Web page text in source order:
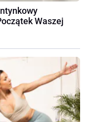
Waszej